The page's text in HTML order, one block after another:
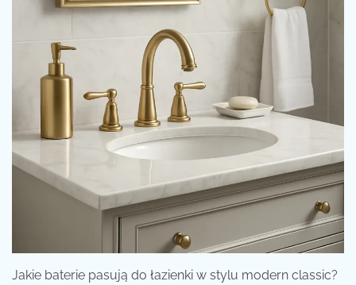
Jakie baterie pasują do łazienki w stylu modern classic?